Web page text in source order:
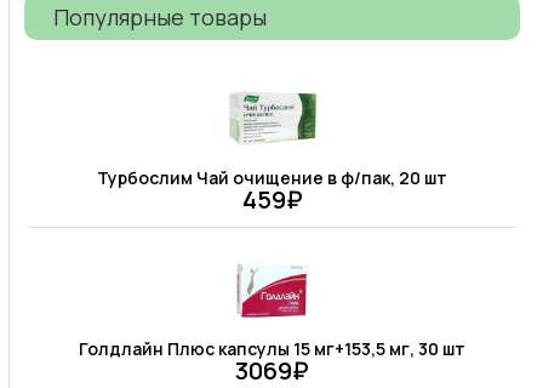
Популярные товары
Турбослим Чай очищение в ф/пак, 20 шт
459₽
Голдлайн Плюс капсулы 15 мг+153,5 мг, 30 шт
3069₽